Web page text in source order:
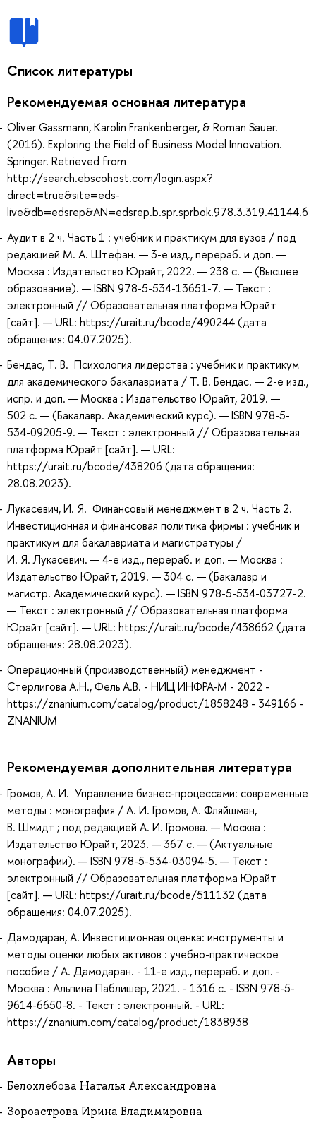
Список литературы
Рекомендуемая основная литература
Oliver Gassmann, Karolin Frankenberger, & Roman Sauer.
(2016). Exploring the Field of Business Model Innovation.
Springer. Retrieved from
http://search.ebscohost.com/login.aspx?
direct=true&site=eds-
live&db=edsrep&AN=edsrep.b.spr.sprbok.978.3.319.41144.6
Аудит в 2 ч. Часть 1 : учебник и практикум для вузов / под
редакцией М. А. Штефан. — 3-е изд., перераб. и доп. —
Москва : Издательство Юрайт, 2022. — 238 с. — (Высшее
образование). — ISBN 978-5-534-13651-7. — Текст :
электронный // Образовательная платформа Юрайт
[сайт]. — URL: https://urait.ru/bcode/490244 (дата
обращения: 04.07.2025).
Бендас, Т. В. Психология лидерства : учебник и практикум
для академического бакалавриата / Т. В. Бендас. — 2-е изд.,
испр. и доп. — Москва : Издательство Юрайт, 2019. —
502 с. — (Бакалавр. Академический курс). — ISBN 978-5-
534-09205-9. — Текст : электронный // Образовательная
платформа Юрайт [сайт]. — URL:
https://urait.ru/bcode/438206 (дата обращения:
28.08.2023).
Лукасевич, И. Я. Финансовый менеджмент в 2 ч. Часть 2.
Инвестиционная и финансовая политика фирмы : учебник и
практикум для бакалавриата и магистратуры /
И. Я. Лукасевич. — 4-е изд., перераб. и доп. — Москва :
Издательство Юрайт, 2019. — 304 с. — (Бакалавр и
магистр. Академический курс). — ISBN 978-5-534-03727-2.
— Текст : электронный // Образовательная платформа
Юрайт [сайт]. — URL: https://urait.ru/bcode/438662 (дата
обращения: 28.08.2023).
Операционный (производственный) менеджмент -
Стерлигова А.Н., Фель А.В. - НИЦ ИНФРА-М - 2022 -
https://znanium.com/catalog/product/1858248 - 349166 -
ZNANIUM
Рекомендуемая дополнительная литература
Громов, А. И. Управление бизнес-процессами: современные
методы : монография / А. И. Громов, А. Фляйшман,
В. Шмидт ; под редакцией А. И. Громова. — Москва :
Издательство Юрайт, 2023. — 367 с. — (Актуальные
монографии). — ISBN 978-5-534-03094-5. — Текст :
электронный // Образовательная платформа Юрайт
[сайт]. — URL: https://urait.ru/bcode/511132 (дата
обращения: 04.07.2025).
Дамодаран, А. Инвестиционная оценка: инструменты и
методы оценки любых активов : учебно-практическое
пособие / А. Дамодаран. - 11-е изд., перераб. и доп. -
Москва : Альпина Паблишер, 2021. - 1316 с. - ISBN 978-5-
9614-6650-8. - Текст : электронный. - URL:
https://znanium.com/catalog/product/1838938
Авторы
Белохлебова Наталья Александровна
Зороастрова Ирина Владимировна